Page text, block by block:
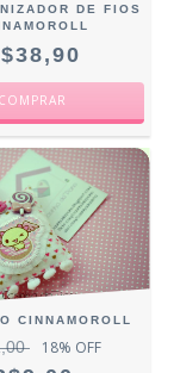
DE FIOS
CINNAMOROLL
18% OFF